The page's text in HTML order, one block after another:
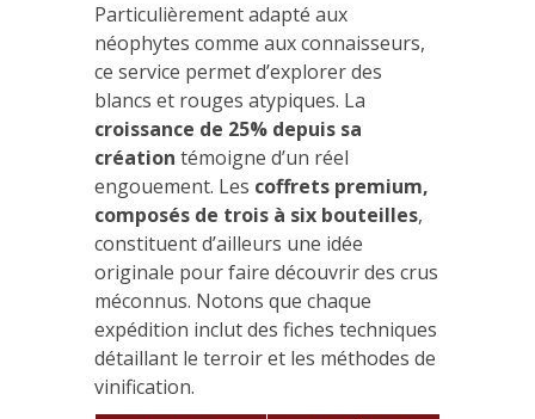
Particulièrement adapté aux
néophytes comme aux connaisseurs,
ce service permet d’explorer des
blancs et rouges atypiques. La
croissance de 25% depuis sa
création témoigne d’un réel
engouement. Les coffrets premium,
composés de trois à six bouteilles,
constituent d’ailleurs une idée
originale pour faire découvrir des crus
méconnus. Notons que chaque
expédition inclut des fiches techniques
détaillant le terroir et les méthodes de
vinification.